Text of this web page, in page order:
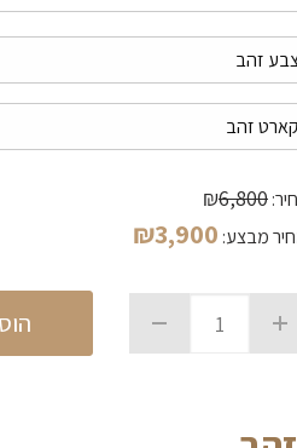
₪6,800
מבצע: ₪3,900